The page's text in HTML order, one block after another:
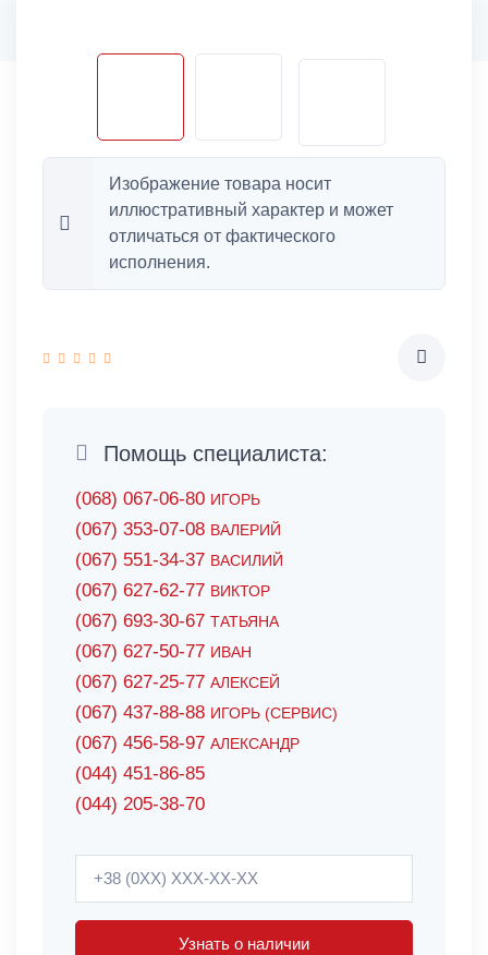
Изображение товара носит
иллюстративный характер и может
отличаться от фактического
исполнения.
Помощь специалиста:
(068) 067-06-80 ИГОРЬ
(067) 353-07-08 ВАЛЕРИЙ
(067) 551-34-37 ВАСИЛИЙ
(067) 627-62-77 ВИКТОР
(067) 693-30-67 ТАТЬЯНА
(067) 627-50-77 ИВАН
(067) 627-25-77 АЛЕКСЕЙ
(067) 437-88-88 ИГОРЬ (СЕРВИС)
(067) 456-58-97 АЛЕКСАНДР
(044) 451-86-85
(044) 205-38-70
Узнать о наличии